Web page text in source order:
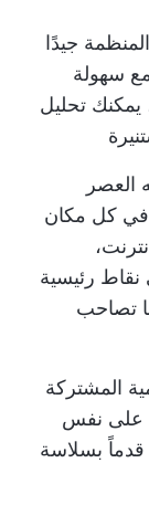
جيدًا
سهولة
يمكنك تحليل
العصر
في كل مكان
رئيسية
تصاحب
المشتركة
على نفس
بسلاسة